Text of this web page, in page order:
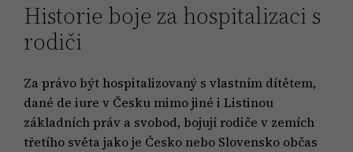
Historie boje za hospitalizaci s
rodiči
Za právo být hospitalizovaný s vlastním dítětem,
dané de iure v Česku mimo jiné i Listinou
základních práv a svobod, bojují rodiče v zemích
třetího světa jako je Česko nebo Slovensko občas